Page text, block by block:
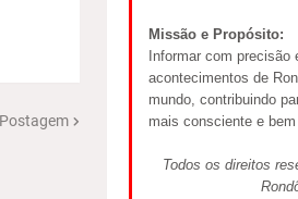
Missão e Propósito:
Informar com precisão
acontecimentos de
mundo, contribuindo
mais consciente e
Todos os direitos